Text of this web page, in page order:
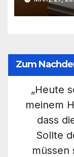
Zum
„Heute
meinem
dass
Sollte
müssen